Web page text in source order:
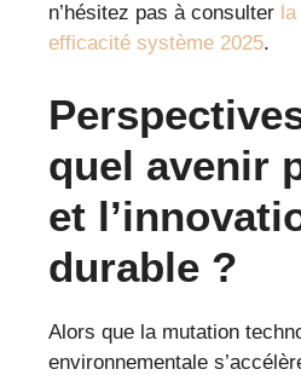
n’hésitez pas à consulter
efficacité système 2025.
quel avenir
et
durable ?
Alors que la mutation
environnementale